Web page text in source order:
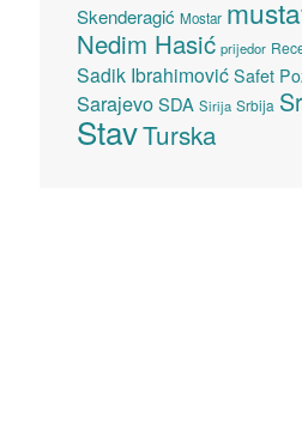
Skenderagić Mostar
Nedim Hasić prijedor
Sadik Ibrahimović Safet
SarajevoSDA Sirija Srbija
StavTurska